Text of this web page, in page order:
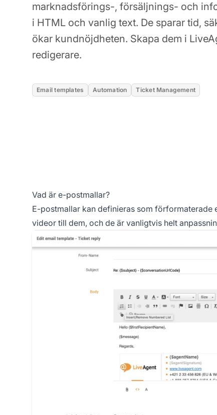
marknadsförings-, försäljnings- och
i HTML och vanlig text. De sparar tid,
ökar kundnöjdheten. Skapa dem i
redigerare.
Email templates Automation Ticket Management
Vad är e-postmallar?
E-postmallar kan definieras som
videor till dem, och de är vanligtvis helt